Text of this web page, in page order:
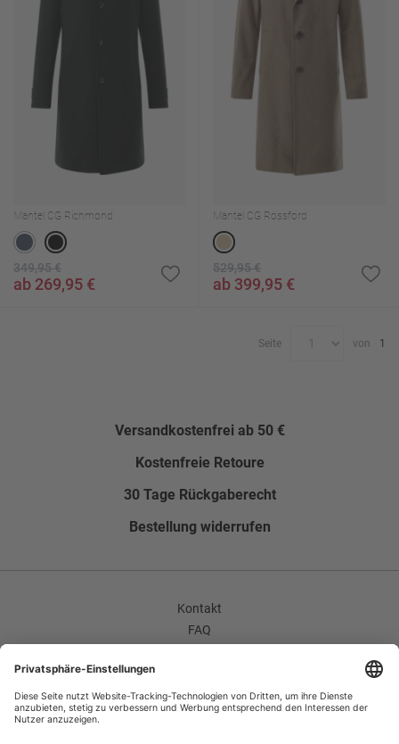
Mantel CG Richmond
349,95 €
ab 269,95 €
Mantel CG Rossford
529,95 €
ab 399,95 €
Seite von 1
Versandkostenfrei ab 50 €
Kostenfreie Retoure
30 Tage Rückgaberecht
Bestellung widerrufen
Kontakt
FAQ
Unternehmen / Karriere
Widerrufsrecht
Datenschutzerklärung